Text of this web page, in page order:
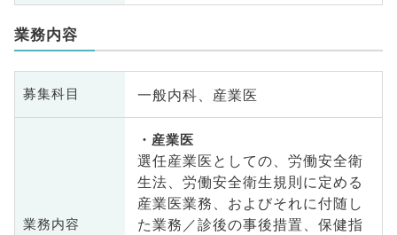
業務内容
募集科目 一般内科、産業医
業務内容
産業医
選任産業医としての、労働安全衛
生法、労働安全衛生規則に定める
産業医業務、およびそれに付随し
た業務／診後の事後措置、保健指